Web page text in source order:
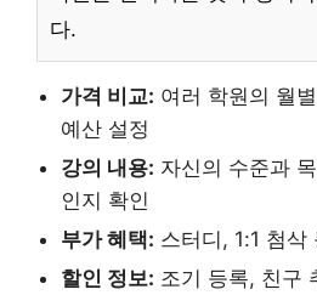
다.
가격 비교: 여러 학원의 월
예산 설정
강의 내용: 자신의 수준과
인지 확인
부가 혜택: 스터디, 1:1 첨삭
할인 정보: 조기 등록, 친구